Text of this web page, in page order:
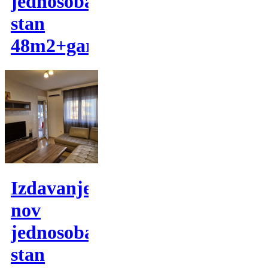
stan
48m2+garaza
Izdavanje,
nov
jednosoban
stan